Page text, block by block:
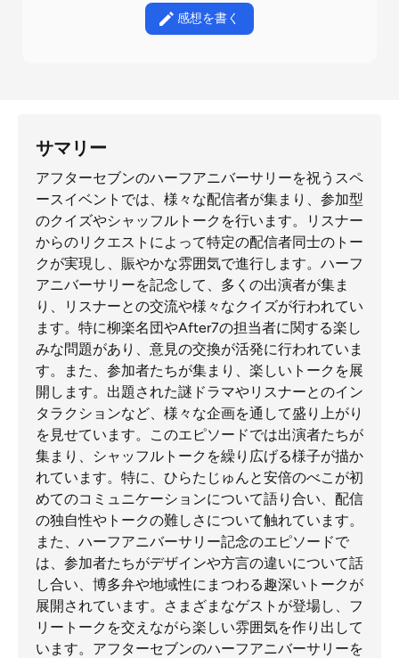
感想を書く
サマリー
アフターセブンのハーフアニバーサリーを祝うスペ
ースイベントでは、様々な配信者が集まり、参加型
のクイズやシャッフルトークを行います。リスナー
からのリクエストによって特定の配信者同士のトー
クが実現し、賑やかな雰囲気で進行します。ハーフ
アニバーサリーを記念して、多くの出演者が集ま
り、リスナーとの交流や様々なクイズが行われてい
ます。特に柳楽名団やAfter7の担当者に関する楽し
みな問題があり、意見の交換が活発に行われていま
す。また、参加者たちが集まり、楽しいトークを展
開します。出題された謎ドラマやリスナーとのイン
タラクションなど、様々な企画を通して盛り上がり
を見せています。このエピソードでは出演者たちが
集まり、シャッフルトークを繰り広げる様子が描か
れています。特に、ひらたじゅんと安倍のべこが初
めてのコミュニケーションについて語り合い、配信
の独自性やトークの難しさについて触れています。
また、ハーフアニバーサリー記念のエピソードで
は、参加者たちがデザインや方言の違いについて話
し合い、博多弁や地域性にまつわる趣深いトークが
展開されています。さまざまなゲストが登場し、フ
リートークを交えながら楽しい雰囲気を作り出して
います。アフターセブンのハーフアニバーサリーを